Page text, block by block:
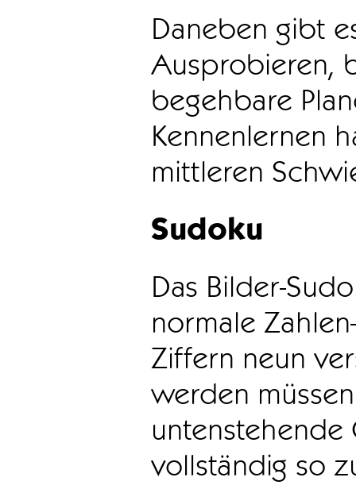
Daneben gibt
Ausprobieren,
begehbare
Kennenlernen
mittleren
Sudoku
Das Bilder-
normale
Ziffern neun
werden
vollständig so